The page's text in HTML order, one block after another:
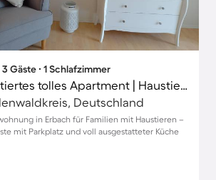
Gäste ∙ 1 Schlafzimmer
Familienorientiertes tolles Apartment | Haustiere erlaubt
Deutschland
in Erbach für Familien mit Haustieren –
mit Parkplatz und voll ausgestatteter Küche